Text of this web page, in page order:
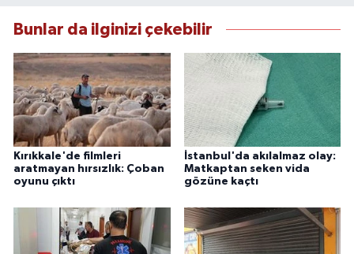
Bunlar da ilginizi çekebilir
Kırıkkale'de filmleri
aratmayan hırsızlık: Çoban
oyunu çıktı
İstanbul'da akılalmaz olay:
Matkaptan seken vida
gözüne kaçtı